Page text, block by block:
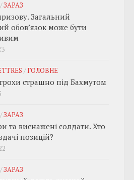
/ЗАРАЗ
Загальний
обовʼязок може бути
/ГОЛОВНЕ
страшно під Бахмутом
/ЗАРАЗ
та виснажені солдати. Хто
позицій?
/ЗАРАЗ